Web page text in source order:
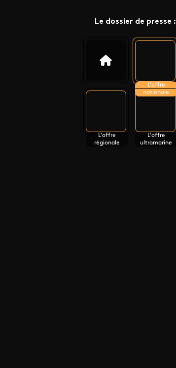
Le dossier de presse :
L'offre
nationale
L'offre
régionale
L'offre
ultramarine